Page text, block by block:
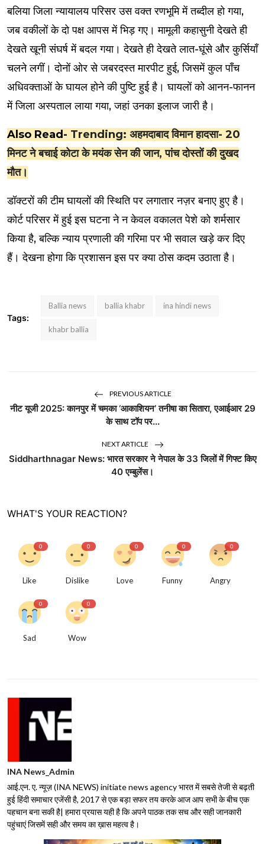
बलिया जिला न्यायालय परिसर उस वक्त रणभूमि में तब्दील हो गया,
जब वकीलों के दो पक्ष आपस में भिड़ गए। मामूली कहासुनी देखते ही
देखते खूनी संघर्ष में बदल गया। देखते ही देखते लात-घूंसे और कुर्सियाँ
चलने लगीं। दोनों ओर से जबरदस्त मारपीट हुई, जिसमें कुल पाँच
अधिवक्ताओं के घायल होने की पुष्टि हुई है। घायलों को आनन-फानन
में जिला अस्पताल लाया गया, जहां उनका इलाज जारी है।
Also Read- Trending: अहमदाबाद विमान हादसा- 20
मिनट ने बचाई कोटा के मयंक सेन की जान, पांच दोस्तों की दुखद
मौत।
डॉक्टरों की टीम घायलों की स्थिति पर लगातार नज़र बनाए हुए है।
कोर्ट परिसर में हुई इस घटना ने न केवल वकालत पेशे को शर्मसार
किया है, बल्कि न्याय प्रणाली की गरिमा पर भी सवाल खड़े कर दिए
हैं। देखना होगा कि प्रशासन इस पर क्या ठोस कदम उठाता है।
Tags:
Ballia news ballia khabr ina hindi news
khabr ballia
PREVIOUS ARTICLE
नीट यूजी 2025: कानपुर में चमका ‘आकाशियन’ तनीषा का सितारा, एआईआर 29
के साथ टॉप पर...
NEXT ARTICLE
Siddharthnagar News: भारत सरकार ने नेपाल के 33 जिलों में गिफ्ट किए
40 एम्बुलेंस।
WHAT'S YOUR REACTION?
0
Like
0
Dislike
0
Love
0
Funny
0
Angry
0
Sad
0
Wow
INA News_Admin
आई.एन. ए. न्यूज़ (INA NEWS) initiate news agency भारत में सबसे तेजी से बढ़ती
हुई हिंदी समाचार एजेंसी है, 2017 से एक बड़ा सफर तय करके आज आप सभी के बीच एक
पहचान बना सकी है| हमारा प्रयास यही है कि अपने पाठक तक सच और सही जानकारी
पहुंचाएं जिसमें सही और समय का ख़ास महत्व है।